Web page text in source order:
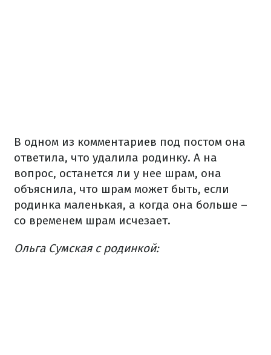
В одном из комментариев под постом она
ответила, что удалила родинку. А на
вопрос, останется ли у нее шрам, она
объяснила, что шрам может быть, если
родинка маленькая, а когда она больше –
со временем шрам исчезает.
Ольга Сумская с родинкой: